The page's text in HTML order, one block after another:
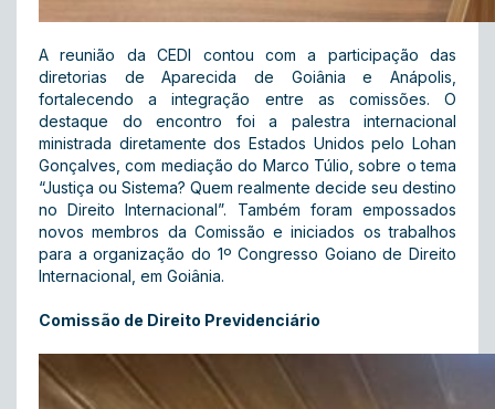
A reunião da CEDI contou com a participação das
diretorias de Aparecida de Goiânia e Anápolis,
fortalecendo a integração entre as comissões. O
destaque do encontro foi a palestra internacional
ministrada diretamente dos Estados Unidos pelo Lohan
Gonçalves, com mediação do Marco Túlio, sobre o tema
“Justiça ou Sistema? Quem realmente decide seu destino
no Direito Internacional”. Também foram empossados
novos membros da Comissão e iniciados os trabalhos
para a organização do 1º Congresso Goiano de Direito
Internacional, em Goiânia.
Comissão de Direito Previdenciário